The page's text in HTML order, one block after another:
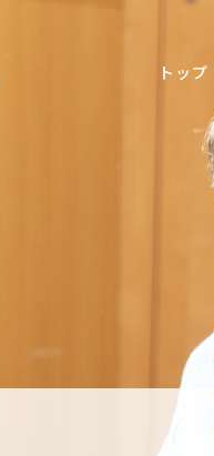
トップ